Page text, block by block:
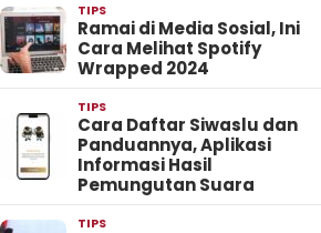
TIPS
Ramai di Media Sosial, Ini
Cara Melihat Spotify
Wrapped 2024
TIPS
Cara Daftar Siwaslu dan
Panduannya, Aplikasi
Informasi Hasil
Pemungutan Suara
TIPS